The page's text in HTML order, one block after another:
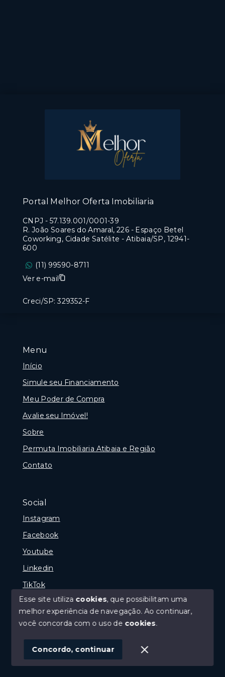
Menu
Início
Simule seu Financiamento
Meu Poder de Compra
Avalie seu Imóvel!
Sobre
Permuta Imobiliaria Atibaia e Região
Contato
Social
Instagram
Facebook
Youtube
Linkedin
TikTok
© Copyright 2026 - Portal Melhor Oferta Imobiliaria -
SITE PARA IMOBILIARIA
Portal Melhor Oferta Imobiliaria
CNPJ - 57.139.001/0001-39
R. João Soares do Amaral, 226 - Espaço Betel
Coworking, Cidade Satélite - Atibaia/SP, 12941-
600
(11) 99590-8711
Ver e-mail
Creci/SP: 329352-F
Esse site utiliza cookies, que possibilitam uma
melhor experiência de navegação.Ao continuar,
você concorda com o uso de cookies.
Concordo, continuar